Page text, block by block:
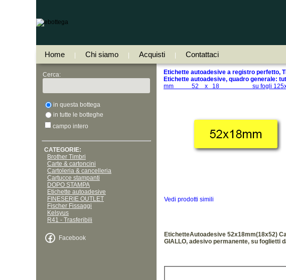
Home Chi siamo Acquisti Contattaci
Cerca:
in questa bottega
in tutte le botteghe
campo intero
CATEGORIE:
Brother Timbri
Carte & cartoncini
Cartoleria & cancelleria
Cartucce stampanti
DOPO STAMPA
Etichette autoadesive
FINESERIE OUTLET
Fischer Fissaggi
Kelsyus
R41 - Trasferibili
Facebook
Etichette autoadesive a registro perfetto,
Etichette autoadesive, quadro generale:
mm 52 x 18 su fogli
Vedi prodotti simili
EtichetteAutoadesive 52x18mm(18x52)
GIALLO, adesivo permanente, su foglietti